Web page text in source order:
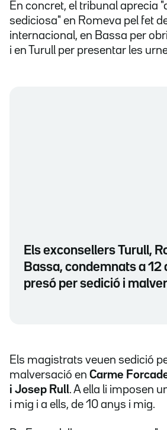
En concret, el tribunal aprecia
sediciosa" en Romeva pel fet
internacional, en Bassa per
i en Turull per presentar les
Els exconsellers Turull,
Bassa, condemnats a 12
presó per sedició i
Els magistrats veuen sedició
malversació en Carme
i Josep Rull. A ella li imposen
i mig i a ells, de 10 anys i mig.